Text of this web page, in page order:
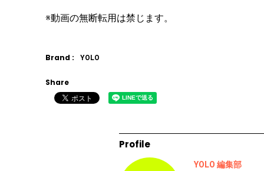
※動画の無断転用は禁じます。
Brand : YOLO
Share
Profile
YOLO 編集部